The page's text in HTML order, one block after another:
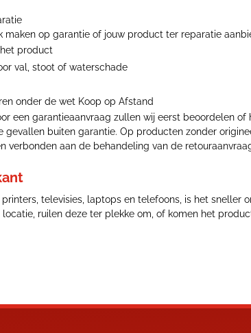
maken op garantie of jouw product ter reparatie
product
val, stoot of waterschade
onder de wet Koop op Afstand
een garantieaanvraag zullen wij eerst beoordelen
buiten garantie. Op producten zonder
verbonden aan de behandeling van de
televisies, laptops en telefoons, is het
ruilen deze ter plekke om, of komen het